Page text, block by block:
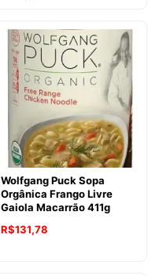
Wolfgang Puck Sopa
Orgânica Frango Livre
Gaiola Macarrão 411g
O
R$131,78